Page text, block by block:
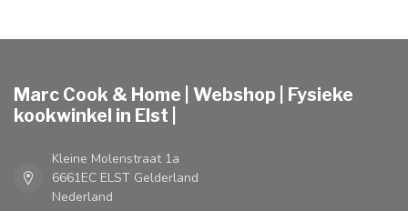
Marc Cook & Home | Webshop | Fysieke
kookwinkel in Elst |
Kleine Molenstraat 1a
6661EC ELST Gelderland
Nederland